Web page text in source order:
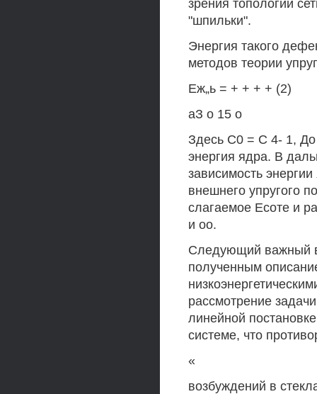
зрения топологии
"шпильки".
Энергия такого
методов теории
Еж„ь = + + + + (2)
аЗ о 15 о
Здесь С0 = С 4- 1,
энергия ядра. В
зависимость
внешнего упругого
слагаемое Есоте и
и оо.
Следующий важный
полученным
рассмотрение
линейной
системе, что
«
возбуждений в